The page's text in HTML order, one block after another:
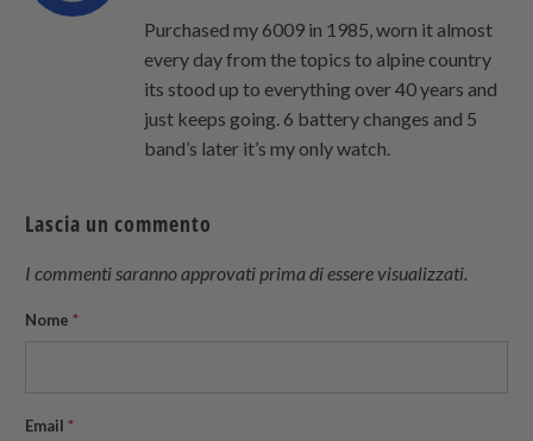
Purchased my 6009 in 1985, worn it almost
every day from the topics to alpine country
its stood up to everything over 40 years and
just keeps going. 6 battery changes and 5
band’s later it’s my only watch.
Lascia un commento
I commenti saranno approvati prima di essere visualizzati.
Nome *
Email *